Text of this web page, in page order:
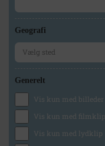
Geografi
Generelt
Vis kun med billeder
Vis kun med filmklip
Vis kun med lydklip